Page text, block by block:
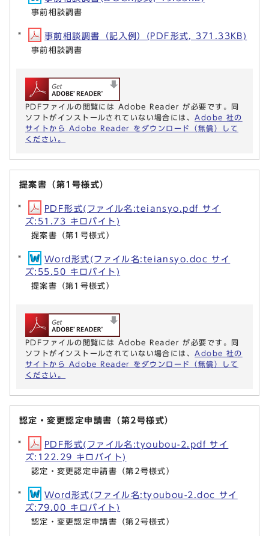
事前相談調書
事前相談調書（記入例）(PDF形式, 371.33KB)
事前相談調書
PDFファイルの閲覧には Adobe Reader が必要です。同
ソフトがインストールされていない場合には、 Adobe 社の
サイトから Adobe Reader をダウンロード（無償）して
ください。
提案書（第1号様式）
PDF形式(ファイル名:teiansyo.pdf サイ
ズ:51.73 キロバイト)
提案書（第1号様式）
Word形式(ファイル名:teiansyo.doc サイ
ズ:55.50 キロバイト)
提案書（第1号様式）
PDFファイルの閲覧には Adobe Reader が必要です。同
ソフトがインストールされていない場合には、 Adobe 社の
サイトから Adobe Reader をダウンロード（無償）して
ください。
認定・変更認定申請書（第2号様式）
PDF形式(ファイル名:tyoubou-2.pdf サイ
ズ:122.29 キロバイト)
認定・変更認定申請書（第2号様式）
Word形式(ファイル名:tyoubou-2.doc サイ
ズ:79.00 キロバイト)
認定・変更認定申請書（第2号様式）